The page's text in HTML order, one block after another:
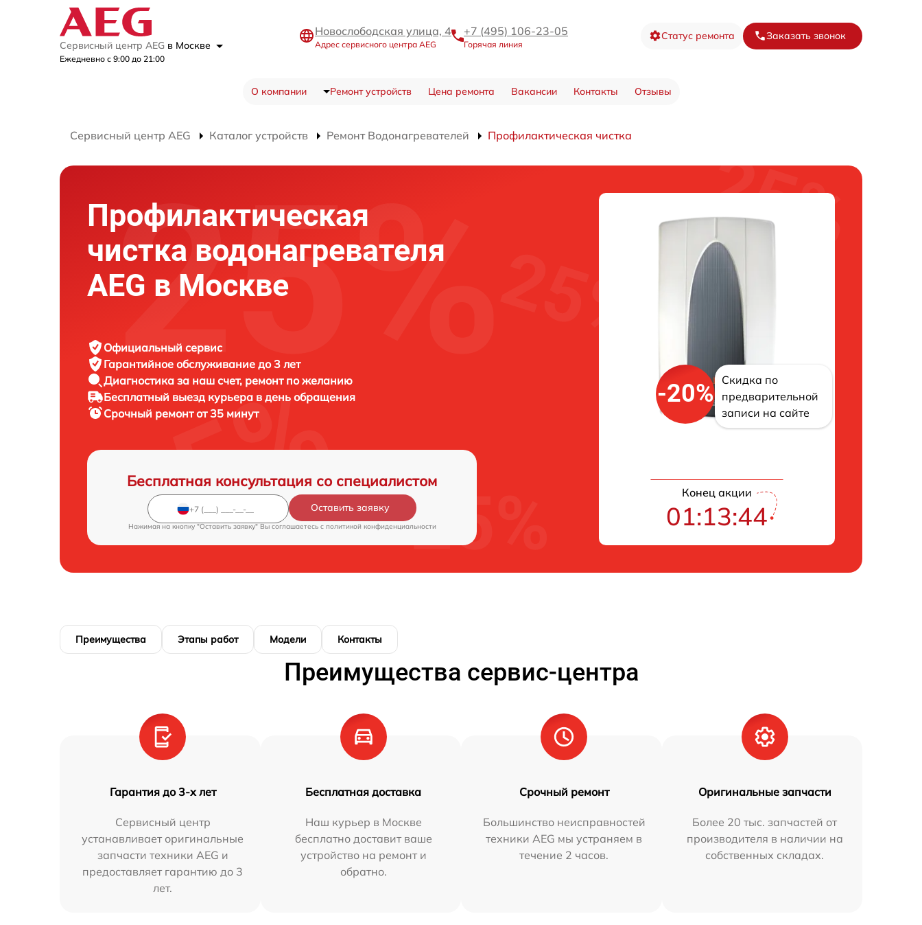
Сервисный центр AEG в Москве
Ежедневно с 9:00 до 21:00
Новослободская улица, 4
Адрес сервисного центра AEG
+7 (495) 106-23-05
Горячая линия
Статус ремонта Заказать звонок
О компании Ремонт устройств Цена ремонта Вакансии Контакты Отзывы
Сервисный центр AEG Каталог устройств Ремонт Водонагревателей Профилактическая чистка
Профилактическая
чистка водонагревателя
AEG в Москве
Официальный сервис
Гарантийное обслуживание до 3 лет
Диагностика за наш счет, ремонт по желанию
Бесплатный выезд курьера в день обращения
Срочный ремонтот 35 минут
Бесплатная консультация со специалистом
Оставить заявку
Нажимая на кнопку "Оставить заявку" Вы соглашаетесь c политикой конфиденциальности
-20%
Скидка по
предварительной
записи на сайте
Конец акции
01:13:43
Преимущества Этапы работ Модели Контакты
Преимущества сервис-центра
Гарантия до 3-х лет
Сервисный центр
устанавливает оригинальные
запчасти техники AEG и
предоставляет гарантию до 3
лет.
Бесплатная доставка
Наш курьер в Москве
бесплатно доставит ваше
устройство на ремонт и
обратно.
Срочный ремонт
Большинство неисправностей
техники AEG мы устраняем в
течение 2 часов.
Оригинальные запчасти
Более 20 тыс. запчастей от
производителя в наличии на
собственных складах.